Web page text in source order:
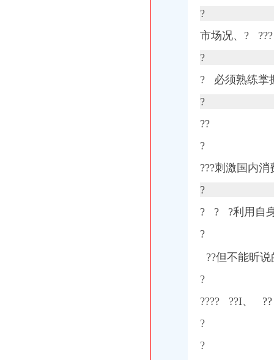
?
市场况、 ? ???
?
? 必须熟练掌
?
??
?
???刺激国内消
?
? ? ?利用自
?
??但不能昕
?
????
??I、 ??
?
?